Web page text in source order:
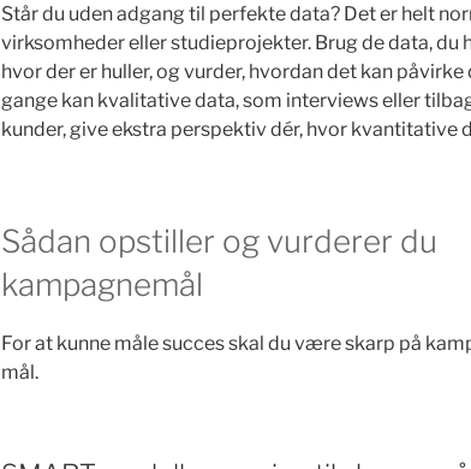
Står du uden adgang til perfekte data? Det er helt
virksomheder eller studieprojekter. Brug de data, du
hvor der er huller, og vurder, hvordan det kan påvirke
gange kan kvalitative data, som interviews eller
kunder, give ekstra perspektiv dér, hvor kvantitative
Sådan opstiller og vurderer du
kampagnemål
For at kunne måle succes skal du være skarp på
mål.